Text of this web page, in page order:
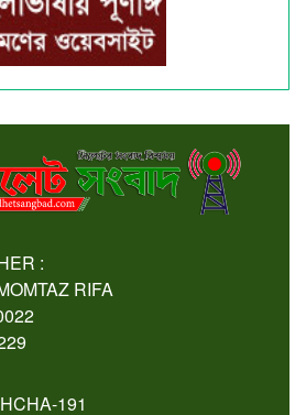
:
RIFA
191